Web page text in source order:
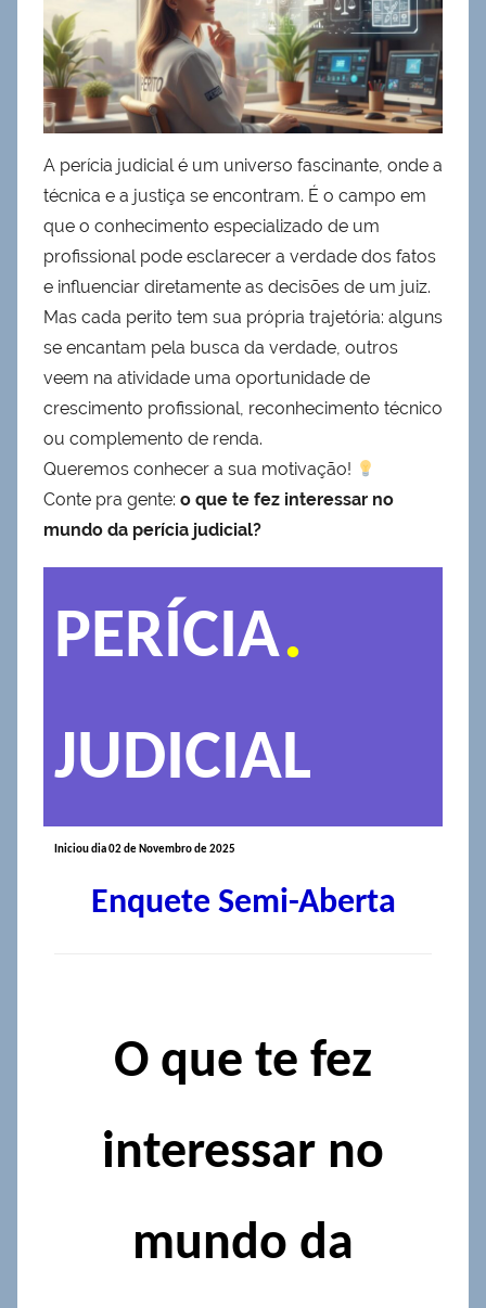
A perícia judicial é um universo fascinante, onde a
técnica e a justiça se encontram. É o campo em
que o conhecimento especializado de um
profissional pode esclarecer a verdade dos fatos
e influenciar diretamente as decisões de um juiz.
Mas cada perito tem sua própria trajetória: alguns
se encantam pela busca da verdade, outros
veem na atividade uma oportunidade de
crescimento profissional, reconhecimento técnico
ou complemento de renda.
Queremos conhecer a sua motivação!
Conte pra gente: o que te fez interessar no
mundo da perícia judicial?
PERÍCIA.
JUDICIAL
Iniciou dia 02 de Novembro de 2025
Enquete Semi-Aberta
O que te fez
interessar no
mundo da